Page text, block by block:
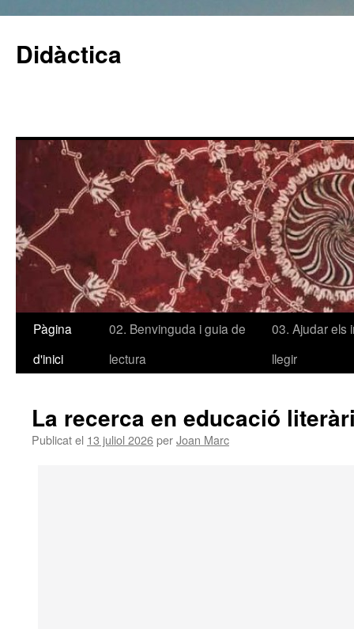
Didàctica
Vés
Pàgina
d'inici
02. Benvinguda i guia de
lectura
03. Ajudar els
llegir
La recerca en educació
Publicat el 13 juliol 2026perJoan Marc